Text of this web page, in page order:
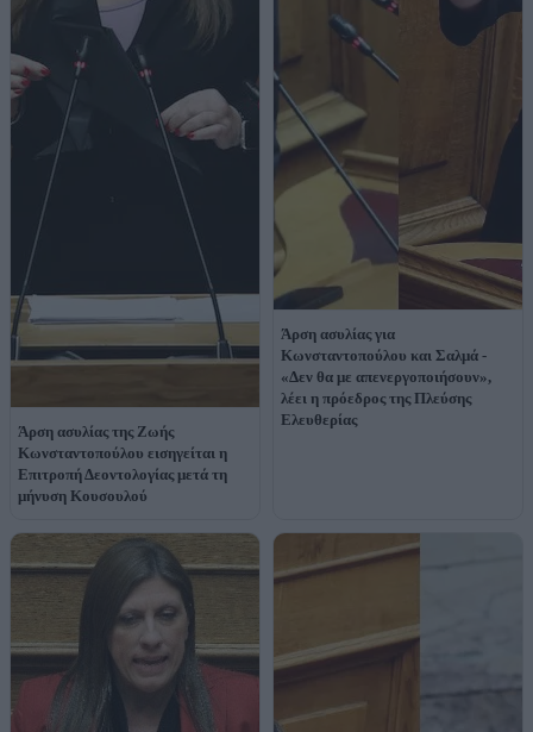
Άρση ασυλίας της Ζωής
Κωνσταντοπούλου εισηγείται η
Επιτροπή Δεοντολογίας μετά τη
μήνυση Κουσουλού
Άρση ασυλίας για
Κωνσταντοπούλου και Σαλμά -
«Δεν θα με απενεργοποιήσουν»,
λέει η πρόεδρος της Πλεύσης
Ελευθερίας